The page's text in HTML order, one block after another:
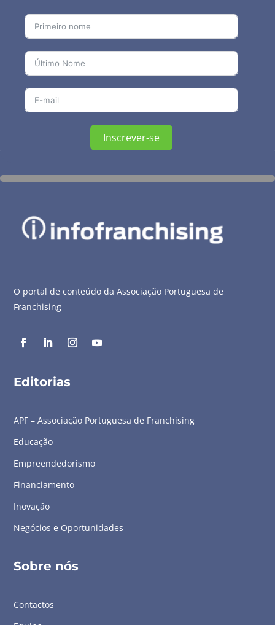
Inscrever-se
O portal de conteúdo da Associação Portuguesa de
Franchising
Editorias
APF – Associação Portuguesa de Franchising
Educação
Empreendedorismo
Financiamento
Inovação
Negócios e Oportunidades
Sobre nós
Contactos